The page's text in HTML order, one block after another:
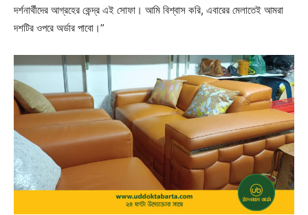
দর্শনার্থীদের আগ্রহের কেন্দ্র এই সোফা। আমি বিশ্বাস করি, এবারের মেলাতেই আমরা
দশটির ওপরে অর্ডার পাবো।”